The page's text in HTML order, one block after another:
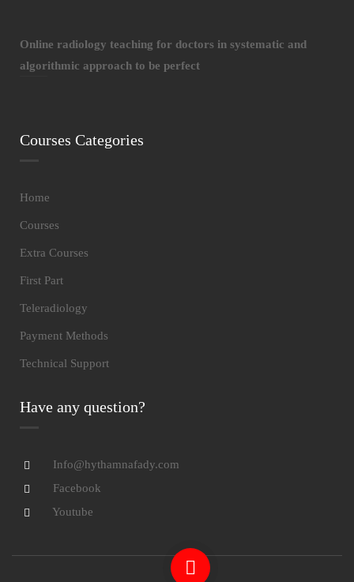
Online radiology teaching for doctors in systematic and
algorithmic approach to be perfect
Courses Categories
Home
Courses
Extra Courses
First Part
Teleradiology
Payment Methods
Technical Support
Have any question?
Info@hythamnafady.com
Facebook
Youtube